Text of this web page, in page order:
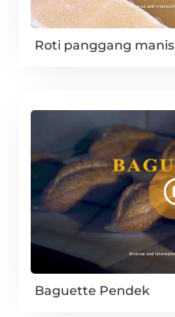
Roti panggang manis
Baguette Pendek